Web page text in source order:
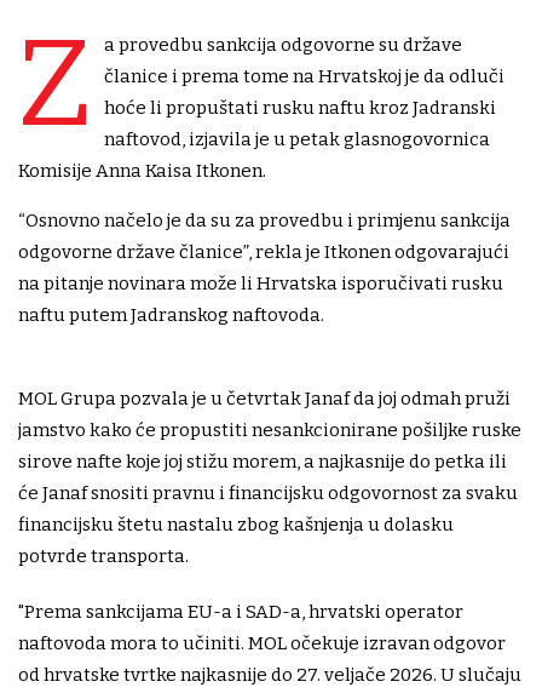
Z
a provedbu sankcija odgovorne su države
članice i prema tome na Hrvatskoj je da odluči
hoće li propuštati rusku naftu kroz Jadranski
naftovod, izjavila je u petak glasnogovornica
Komisije Anna Kaisa Itkonen.
“Osnovno načelo je da su za provedbu i primjenu sankcija
odgovorne države članice”, rekla je Itkonen odgovarajući
na pitanje novinara može li Hrvatska isporučivati rusku
naftu putem Jadranskog naftovoda.
MOL Grupa pozvala je u četvrtak Janaf da joj odmah pruži
jamstvo kako će propustiti nesankcionirane pošiljke ruske
sirove nafte koje joj stižu morem, a najkasnije do petka ili
će Janaf snositi pravnu i financijsku odgovornost za svaku
financijsku štetu nastalu zbog kašnjenja u dolasku
potvrde transporta.
"Prema sankcijama EU-a i SAD-a, hrvatski operator
naftovoda mora to učiniti. MOL očekuje izravan odgovor
od hrvatske tvrtke najkasnije do 27. veljače 2026. U slučaju